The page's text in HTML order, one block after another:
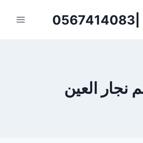
نجار العين